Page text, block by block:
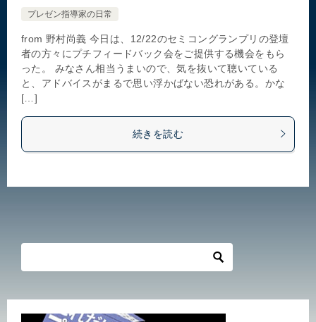
プレゼン指導家の日常
from 野村尚義 今日は、12/22のセミコングランプリの登壇
者の方々にプチフィードバック会をご提供する機会をもら
った。 みなさん相当うまいので、気を抜いて聴いている
と、アドバイスがまるで思い浮かばない恐れがある。かな
[…]
続きを読む